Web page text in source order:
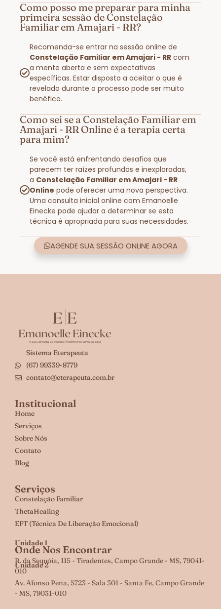
Como posso me preparar para minha
primeira sessão de Constelação
Familiar em Amajari - RR?
Recomenda-se entrar na sessão online de
Constelação Familiar em Amajari - RR com
a mente aberta e sem expectativas
específicas. Estar disposto a aceitar o que é
revelado durante o processo pode ser muito
benéfico.
Como sei se a Constelação Familiar em
Amajari - RR Online é a terapia certa
para mim?
Se você está enfrentando desafios que
parecem ter raízes profundas e inexploradas,
a Constelação Familiar em Amajari - RR
Online pode oferecer uma nova perspectiva.
Uma consulta inicial online com Emanoelle
Einecke pode ajudar a determinar se esta
técnica é apropriada para suas necessidades.
AGENDE SUA SESSÃO ONLINE AGORA
Sistema Eterapeuta
(67) 99339-8779
contato@eterapeuta.com.br
Institucional
Home
Serviços
Sobre Nós
Contato
Blog
Serviços
Constelação Familiar
ThetaHealing
EFT (Técnica De Liberação Emocional)
Onde Nos Encontrar
Unidade 1
R. da Sequóia, 115 - Tiradentes, Campo Grande - MS, 79041-
010
Unidade 2
Av. Afonso Pena, 5723 - Sala 301 - Santa Fe, Campo Grande
- MS, 79031-010